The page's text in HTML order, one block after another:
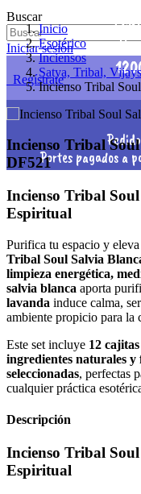
Buscar
Iniciar sesión
Regístrate
Portes pagados a
Inicio
Esotérico
Inciensos
Satya, Tribal,
Incienso Tribal
Incienso Tribal
DF521
Incienso Tribal
Espiritual
Purifica tu espacio y
Tribal Soul Salvia
limpieza energética,
salvia blanca aporta
lavanda induce calma,
ambiente propicio para la
Este set incluye 12
ingredientes naturales y
seleccionadas, perfectas
cualquier práctica
Descripción
Incienso Tribal
Espiritual